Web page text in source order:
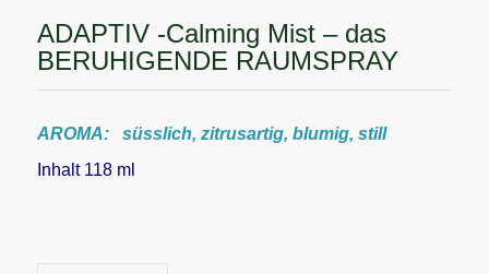
ADAPTIV -Calming Mist – das
BERUHIGENDE RAUMSPRAY
AROMA: süsslich, zitrusartig, blumig, still
Inhalt 118 ml